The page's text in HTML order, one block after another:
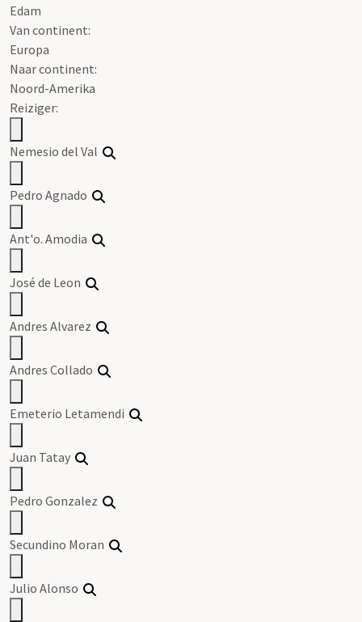
Edam
Van continent:
Europa
Naar continent:
Noord-Amerika
Reiziger:
Nemesio del Val
Pedro Agnado
Ant'o. Amodia
José de Leon
Andres Alvarez
Andres Collado
Emeterio Letamendi
Juan Tatay
Pedro Gonzalez
Secundino Moran
Julio Alonso